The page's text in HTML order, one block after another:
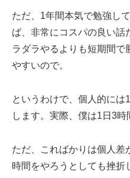
ただ、1年間本気で勉強し
ば、非常にコスパの良い話
ラダラやるよりも短期間で
やすいので。
というわけで、個人的には
します。実際、僕は1日3時
ただ、こればかりは個人差
時間をやろうとしても挫折